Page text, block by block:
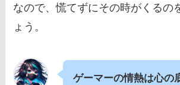
なので、慌てずにその時がくるの
ょう。
ゲーマーの情熱は心の